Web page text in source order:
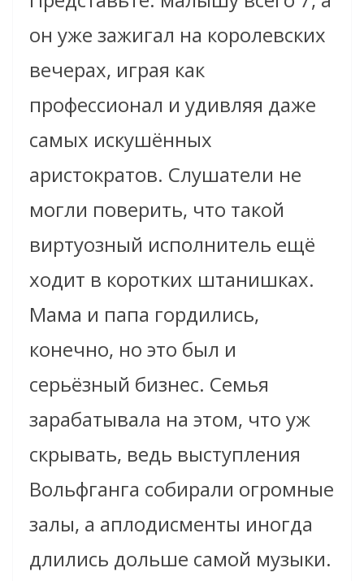
он уже зажигал на королевских
вечерах, играя как
профессионал и удивляя даже
самых искушённых
аристократов. Слушатели не
могли поверить, что такой
виртуозный исполнитель ещё
ходит в коротких штанишках.
Мама и папа гордились,
конечно, но это был и
серьёзный бизнес. Семья
зарабатывала на этом, что уж
скрывать, ведь выступления
Вольфганга собирали огромные
залы, а аплодисменты иногда
длились дольше самой музыки.